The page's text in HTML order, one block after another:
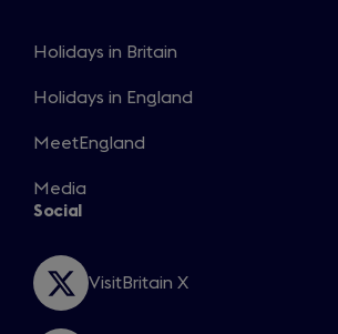
Holidays in Britain
in
new
Holidays in England
in
new
window
MeetEngland
in
a
window
Media
Opens
new
window
Social
VisitBritain X
Opens